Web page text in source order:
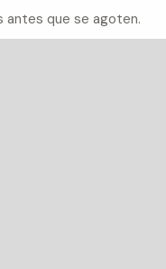
antes que se agoten.